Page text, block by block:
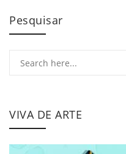
Pesquisar
VIVA DE ARTE